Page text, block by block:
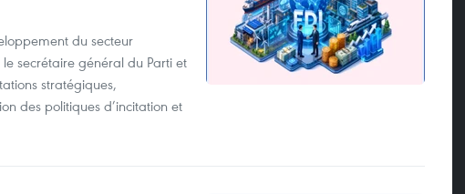
du secteur
secrétaire général du Parti et
stratégiques,
des politiques d’incitation et